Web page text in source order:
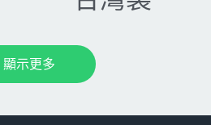
顯示更多